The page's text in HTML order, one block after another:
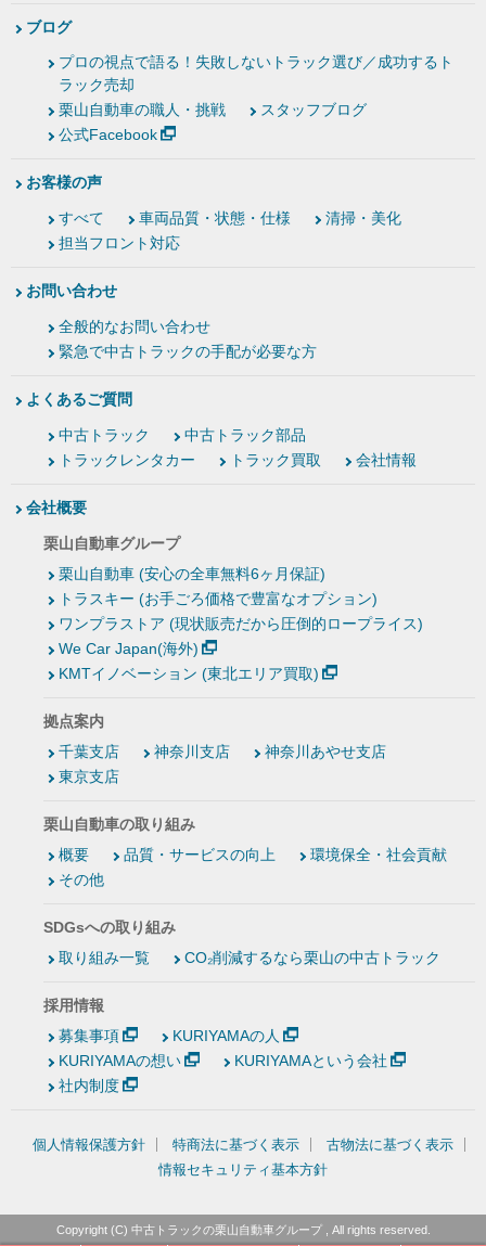
ブログ
プロの視点で語る！失敗しないトラック選び／成功するト
ラック売却
栗山自動車の職人・挑戦
スタッフブログ
公式Facebook
お客様の声
すべて 車両品質・状態・仕様
清掃・美化
担当フロント対応
お問い合わせ
全般的なお問い合わせ
緊急で中古トラックの手配が必要な方
よくあるご質問
中古トラック
中古トラック部品
トラックレンタカー
トラック買取 会社情報
会社概要
栗山自動車グループ
栗山自動車 (安心の全車無料6ヶ月保証)
トラスキー (お手ごろ価格で豊富なオプション)
ワンプラストア (現状販売だから圧倒的ロープライス)
We Car Japan(海外)
KMTイノベーション (東北エリア買取)
拠点案内
千葉支店
神奈川支店
神奈川あやせ支店
東京支店
栗山自動車の取り組み
概要
品質・サービスの向上
環境保全・社会貢献
その他
SDGsへの取り組み
取り組み一覧
CO₂削減するなら栗山の中古トラック
採用情報
募集事項
KURIYAMAの人
KURIYAMAの想い
KURIYAMAという会社
社内制度
個人情報保護方針 特商法に基づく表示
古物法に基づく表示
情報セキュリティ基本方針
Copyright (C) 中古トラックの栗山自動車グループ, All rights reserved.